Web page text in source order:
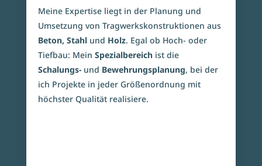
Meine Expertise liegt in der Planung und
Umsetzung von Tragwerkskonstruktionen aus
Beton, Stahl und Holz. Egal ob Hoch- oder
Tiefbau: Mein Spezialbereich ist die
Schalungs- und Bewehrungsplanung, bei der
ich Projekte in jeder Größenordnung mit
höchster Qualität realisiere.